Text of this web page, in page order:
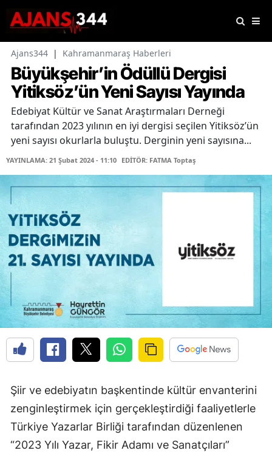
Ajans344 | Kahramanmaraş Haberleri
Büyükşehir’in Ödüllü Dergisi
Yitiksöz’ün Yeni Sayısı Yayında
Edebiyat Kültür ve Sanat Araştırmaları Derneği
tarafından 2023 yılının en iyi dergisi seçilen Yitiksöz’ün
yeni sayısı okurlarla buluştu. Derginin yeni sayısına...
YAYINLAMA: 21 Şubat 2024 - 11:10 EDİTÖR: FATMA Toptaş
Şiir ve edebiyatın başkentinde kültür envanterini
zenginleştirmek için gerçekleştirdiği faaliyetlerle
Türkiye Yazarlar Birliği tarafından düzenlenen
“2023 Yılı Yazar, Fikir Adamı ve Sanatçıları”